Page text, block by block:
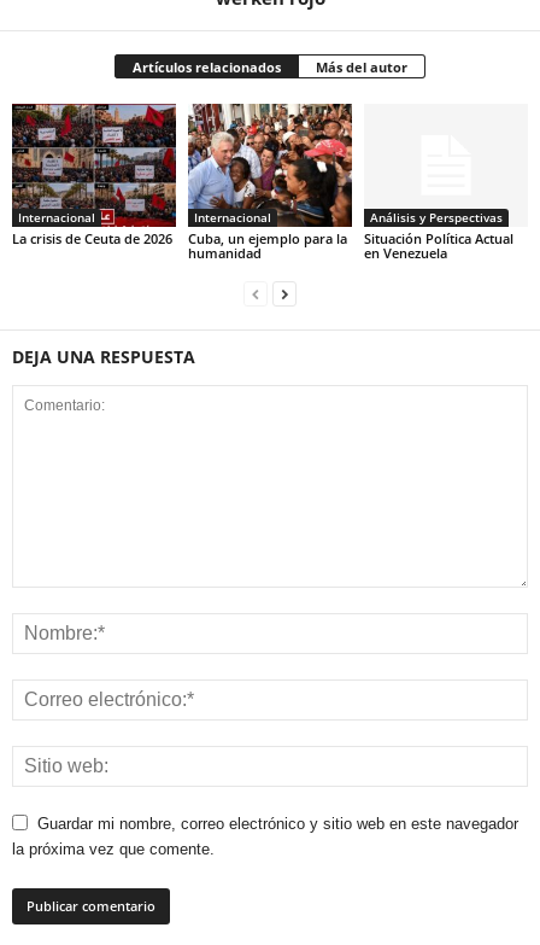
Artículos relacionados Más del autor
Internacional
La crisis de Ceuta de 2026
Internacional
Cuba, un ejemplo para la
humanidad
Análisis y Perspectivas
Situación Política Actual
en Venezuela
DEJA UNA RESPUESTA
Guardar mi nombre, correo electrónico y sitio web en este navegador
la próxima vez que comente.